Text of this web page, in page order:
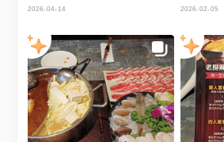
2026-04-14 2026-02-05